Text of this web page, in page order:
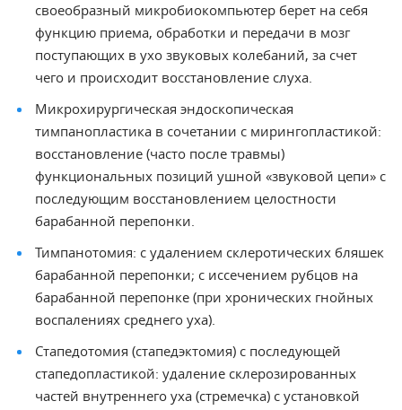
своеобразный микробиокомпьютер берет на себя
функцию приема, обработки и передачи в мозг
поступающих в ухо звуковых колебаний, за счет
чего и происходит восстановление слуха.
Микрохирургическая эндоскопическая
тимпанопластика в сочетании с мирингопластикой:
восстановление (часто после травмы)
функциональных позиций ушной «звуковой цепи» с
последующим восстановлением целостности
барабанной перепонки.
Тимпанотомия: с удалением склеротических бляшек
барабанной перепонки; с иссечением рубцов на
барабанной перепонке (при хронических гнойных
воспалениях среднего уха).
Стапедотомия (стапедэктомия) с последующей
стапедопластикой: удаление склерозированных
частей внутреннего уха (стремечка) с установкой